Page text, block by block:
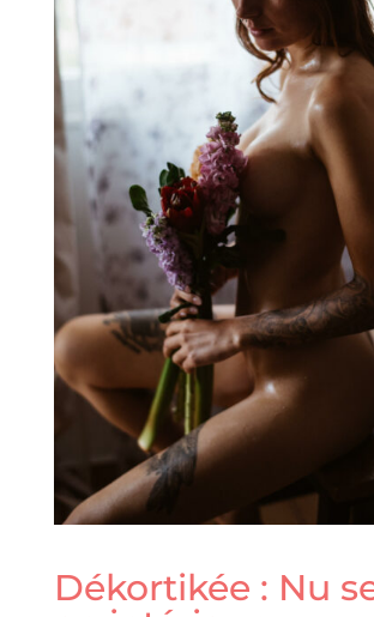
Dékortikée : Nu